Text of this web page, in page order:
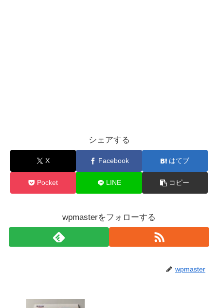
シェアする
X Facebook はてブ
Pocket LINE コピー
wpmasterをフォローする
wpmaster